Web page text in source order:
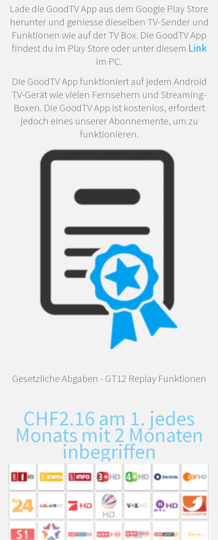
Lade die GoodTV App aus dem Google Play Store
herunter und geniesse dieselben TV-Sender und
Funktionen wie auf der TV Box. Die GoodTV App
findest du im Play Store oder unter diesem Link
im PC.
Die GoodTV App funktioniert auf jedem Android
TV-Gerät wie vielen Fernsehern und Streaming-
Boxen. Die GoodTV App ist kostenlos, erfordert
jedoch eines unserer Abonnemente, um zu
funktionieren.
Gesetzliche Abgaben - GT12 Replay Funktionen
CHF2.16 am 1. jedes
Monats mit 2 Monaten
inbegriffen